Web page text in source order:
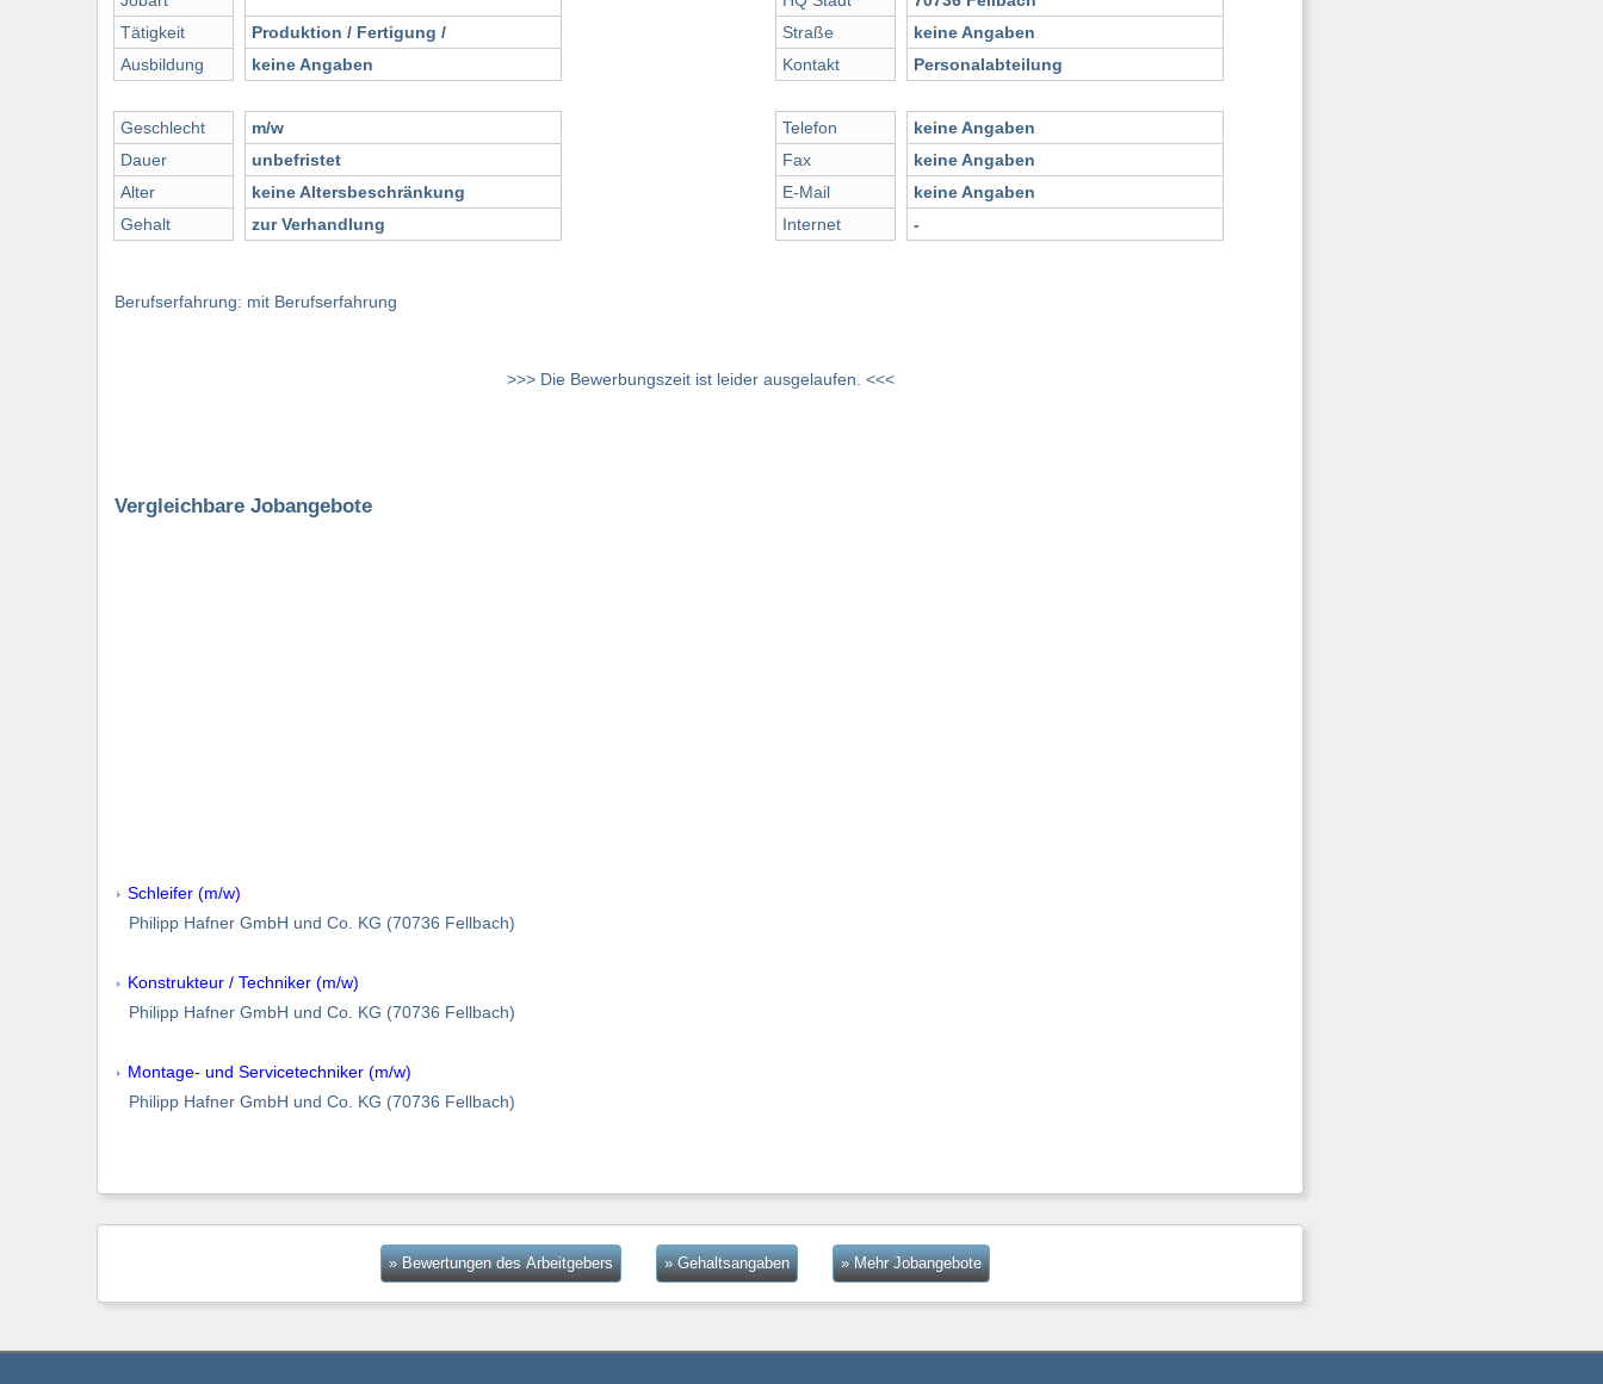
Tätigkeit
Ausbildung
Geschlecht
Dauer
Alter
Gehalt
Produktion / Fertigung /
keine Angaben
m/w
unbefristet
keine Altersbeschränkung
zur Verhandlung
Straße
Kontakt
Telefon
Fax
E-Mail
Internet
keine Angaben
Personalabteilung
keine Angaben
keine Angaben
keine Angaben
-
Berufserfahrung: mit Berufserfahrung
>>> Die Bewerbungszeit ist leider ausgelaufen. <<<
Vergleichbare Jobangebote
Schleifer (m/w)
Philipp Hafner GmbH und Co. KG (70736 Fellbach)
Konstrukteur / Techniker (m/w)
Philipp Hafner GmbH und Co. KG (70736 Fellbach)
Montage- und Servicetechniker (m/w)
Philipp Hafner GmbH und Co. KG (70736 Fellbach)
» Bewertungen des Arbeitgebers » Gehaltsangaben » Mehr Jobangebote